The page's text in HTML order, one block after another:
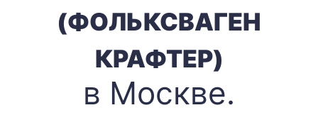
(ФОЛЬКСВАГЕН
КРАФТЕР)
в Москве.